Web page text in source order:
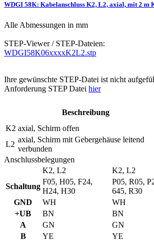
WDGI 58K: Kabelanschluss K2, L2, axial, mit 2 m
Alle Abmessungen in mm
STEP-Viewer / STEP-Dateien:
WDGI58K06xxxxK2L2.stp
Ihre gewünschte STEP-Datei ist nicht
Anforderung STEP Datei hier
Beschreibung
K2 axial, Schirm offen
L2
axial, Schirm mit Gebergehäuse leitend
verbunden
Anschlussbelegungen
K2, L2
K2, L2
Schaltung
F05, H05, F24,
H24, H30
P05, R05,
645, R30
GND
WH WH
+UB
BN BN
A
GN GN
B
YE YE